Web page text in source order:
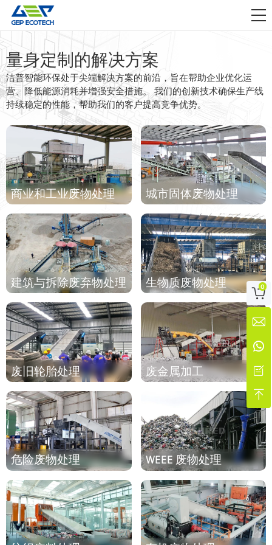
应用领域
资讯动态
关于我们
联系我们
量身定制的解决方案
洁普智能环保处于尖端解决方案的前沿，旨在帮助企业优化运
营、降低能源消耗并增强安全措施。 我们的创新技术确保生产线
持续稳定的性能，帮助我们的客户提高竞争优势。
商业和工业废物处理 城市固体废物处理
建筑与拆除废弃物处理 生物质废物处理
废旧轮胎处理 废金属加工
危险废物处理 WEEE 废物处理

0



